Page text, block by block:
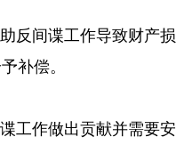
反间谍工作导致财产损
补偿。
工作做出贡献并需要安